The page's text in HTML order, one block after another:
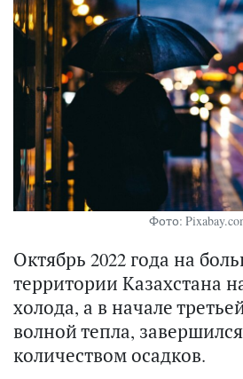
Фото:
Октябрь 2022 года на
территории Казахстана
холода, а в начале
волной тепла,
количеством осадков.